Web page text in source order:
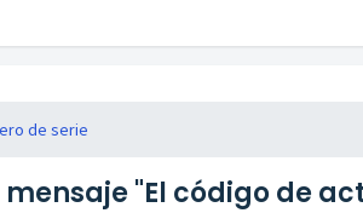
de serie
"El código de